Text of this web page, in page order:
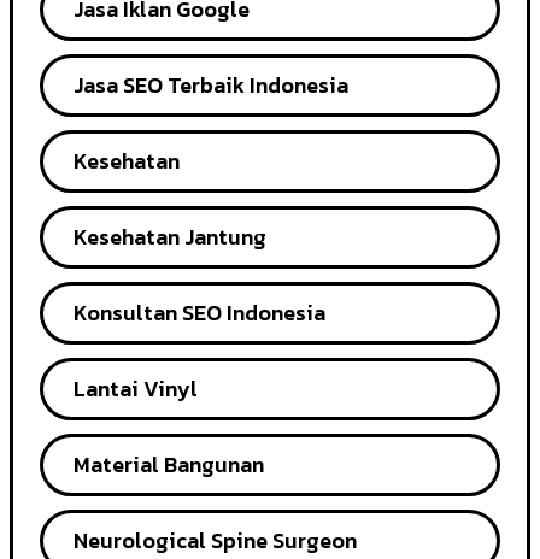
Jasa Iklan Google
Jasa SEO Terbaik Indonesia
Kesehatan
Kesehatan Jantung
Konsultan SEO Indonesia
Lantai Vinyl
Material Bangunan
Neurological Spine Surgeon